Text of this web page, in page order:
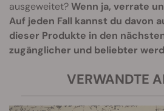
ausgeweitet?Wenn ja, verrate
Auf jeden Fall kannst du davon
dieser Produkte in den
zugänglicher und beliebter
VERWANDTE